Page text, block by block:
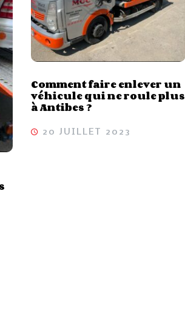
Comment faire enlever un
véhicule qui ne roule plus
à Antibes ?
20 JUILLET 2023